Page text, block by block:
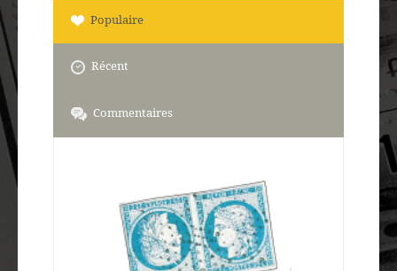
Populaire
Récent
Commentaires